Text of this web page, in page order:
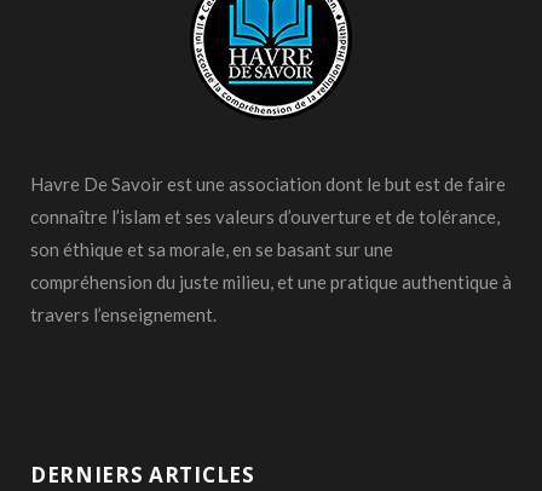
Havre De Savoir est une association dont le but est de faire
connaître l’islam et ses valeurs d’ouverture et de tolérance,
son éthique et sa morale, en se basant sur une
compréhension du juste milieu, et une pratique authentique à
travers l’enseignement.
DERNIERS ARTICLES